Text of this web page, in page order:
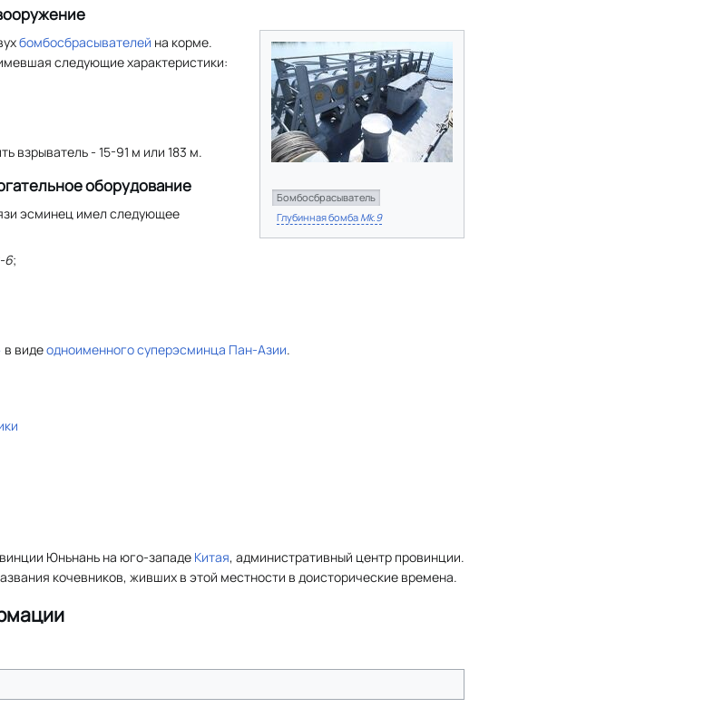
Бомбосбрасыватель
Глубинная бомба Mk.9
бомбосбрасывателей на корме.
следующие характеристики:
взрыватель - 15-91 м или 183 м.
оборудование
эсминец имел следующее
6;
в видеодноименногосуперэсминца Пан-Азии.
Юньнань на юго-западе Китая, административный центр провинции.
кочевников, живших в этой местности в доисторические времена.